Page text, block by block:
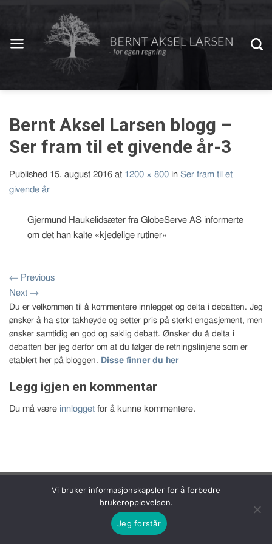
Bernt Aksel Larsen blogg –
Ser fram til et givende år-3
Published 15. august 2016 at 1200 × 800 in Ser fram til et
givende år
Gjermund Haukelidsæter fra GlobeServe AS informerte
om det han kalte «kjedelige rutiner»
← Previous
Next →
Du er velkommen til å kommentere innlegget og delta i debatten. Jeg
ønsker å ha stor takhøyde og setter pris på sterkt engasjement, men
ønsker samtidig en god og saklig debatt. Ønsker du å delta i
debatten ber jeg derfor om at du følger de retningslinjene som er
etablert her på bloggen. Disse finner du her
Legg igjen en kommentar
Du må være innlogget for å kunne kommentere.
Copyright 2026 © Bernt Aksel Larsen
Vi bruker informasjonskapsler for å forbedre
brukeropplevelsen.
Jeg forstår